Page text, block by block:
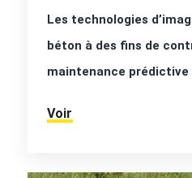
Les technologies
béton à des fins de
maintenance prédictive
Voir